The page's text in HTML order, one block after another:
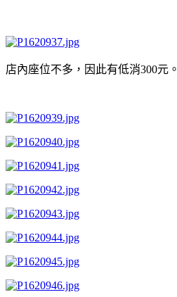
店內座位不多，因此有低消300元。